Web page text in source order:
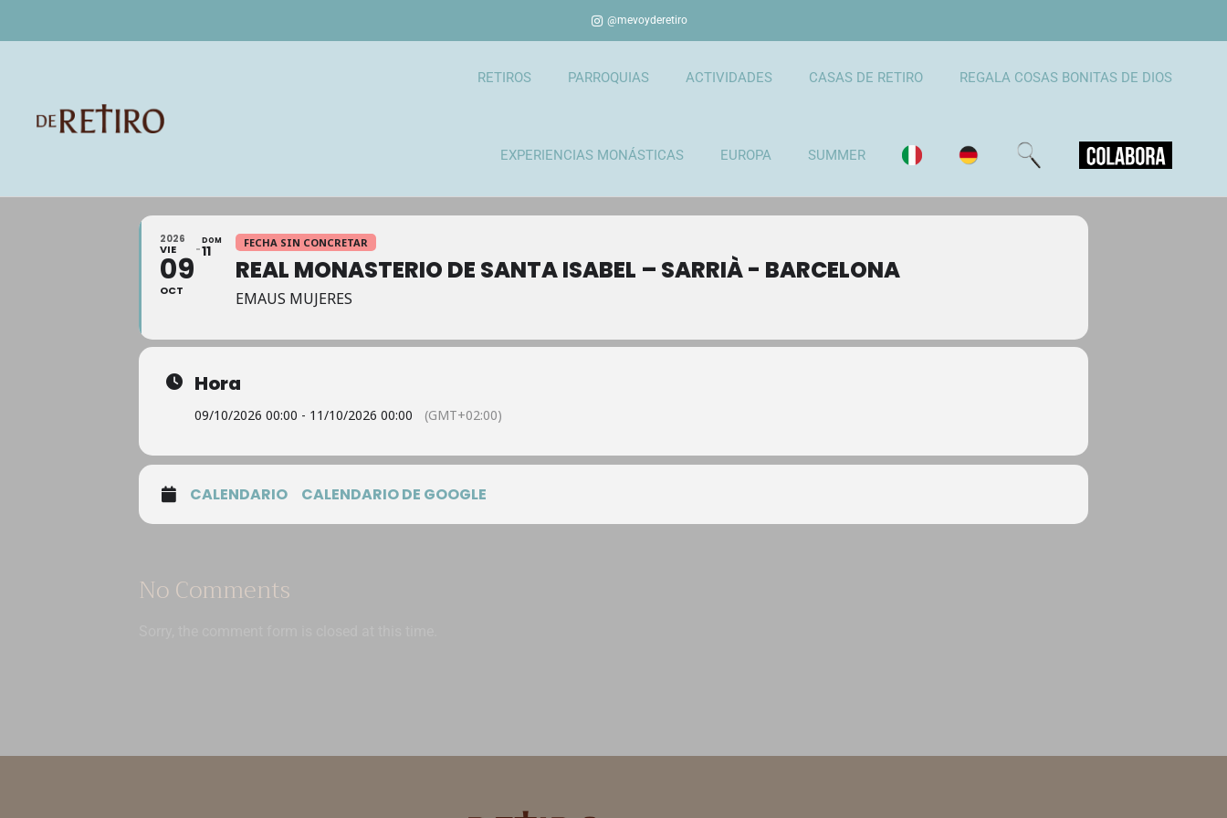
@mevoyderetiro
RETIROS PARROQUIAS ACTIVIDADES CASAS DE RETIRO REGALA COSAS BONITAS DE DIOS
EXPERIENCIAS MONÁSTICAS EUROPA SUMMER
2026
VIE
09
OCT
DOM
11 FECHA SIN CONCRETAR
REAL MONASTERIO DE SANTA ISABEL – SARRIÀ - BARCELONA
EMAUS MUJERES
Hora
09/10/2026 00:00 - 11/10/2026 00:00 (GMT+02:00)
CALENDARIO CALENDARIO DE GOOGLE
No Comments